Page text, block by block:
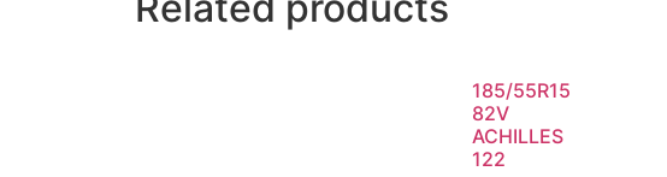
185/55R15
82V
ACHILLES
122